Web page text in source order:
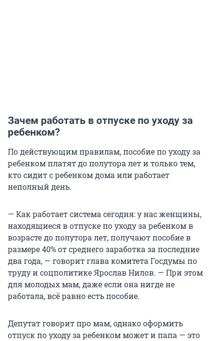
Зачем работать в отпуске по уходу за
ребенком?
По действующим правилам, пособие по уходу за
ребенком платят до полутора лет и только тем,
кто сидит с ребенком дома или работает
неполный день.
— Как работает система сегодня: у нас женщины,
находящиеся в отпуске по уходу за ребенком в
возрасте до полутора лет, получают пособие в
размере 40% от среднего заработка за последние
два года, — говорит глава комитета Госдумы по
труду и соцполитике Ярослав Нилов. — При этом
для молодых мам, даже если она нигде не
работала, всё равно есть пособие.
Депутат говорит про мам, однако оформить
отпуск по уходу за ребенком может и папа — это